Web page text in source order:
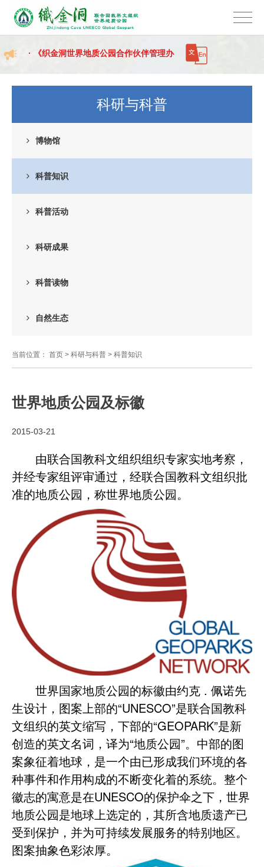
· 织金洞景区2026年暑期夜游开放公告
· 《织金洞世界地质公园合作伙伴管理办
法》正式发布！欢迎各...
· 乌江源百里画廊化屋码头临时停航通告
· 织金洞景区2026年暑期夜游开放公告
科研与科普
博物馆
科普知识
科普活动
科研成果
科普读物
自然生态
当前位置： 首页 > 科研与科普 > 科普知识
世界地质公园及标徽
2015-03-21
由联合国教科文组织组织专家实地考察，
并经专家组评审通过，经联合国教科文组织批
准的地质公园，称世界地质公园。
世界国家地质公园的标徽由约克 . 佩诺先
生设计，图案上部的“UNESCO”是联合国教科
文组织的英文缩写，下部的“GEOPARK”是新
创造的英文名词，译为“地质公园”。中部的图
案象征着地球，是一个由已形成我们环境的各
种事件和作用构成的不断变化着的系统。整个
徽志的寓意是在UNESCO的保护伞之下，世界
地质公园是地球上选定的，其所含地质遗产已
受到保护，并为可持续发展服务的特别地区。
图案抽象色彩浓厚。